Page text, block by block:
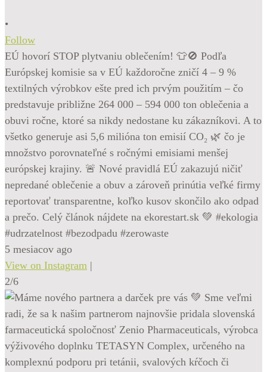
•
Follow
EÚ hovorí STOP plytvaniu oblečením! 👕🚫 Podľa
Európskej komisie sa v EÚ každoročne zničí 4 – 9 %
textilných výrobkov ešte pred ich prvým použitím – čo
predstavuje približne 264 000 – 594 000 ton oblečenia a
obuvi ročne, ktoré sa nikdy nedostane ku zákazníkovi. A to
všetko generuje asi 5,6 milióna ton emisií CO₂ 🌿 čo je
množstvo porovnateľné s ročnými emisiami menšej
európskej krajiny. 🚨 Nové pravidlá EÚ zakazujú ničiť
nepredané oblečenie a obuv a zároveň prinútia veľké firmy
reportovať transparentne, koľko kusov skončilo ako odpad
a prečo. Celý článok nájdete na ekorestart.sk 💚 #ekologia
#udrzatelnost #bezodpadu #zerowaste
5 mesiacov ago
View on Instagram |
2/6